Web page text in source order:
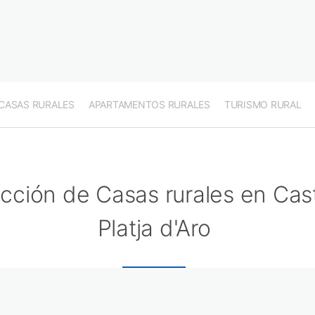
RURALES APARTAMENTOS RURALES TURISMO RURAL
de Casas rurales en
Platja d'Aro